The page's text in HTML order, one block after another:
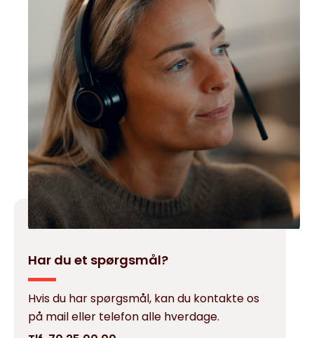
Har du et spørgsmål?
Hvis du har spørgsmål, kan du kontakte os
på mail eller telefon alle hverdage.